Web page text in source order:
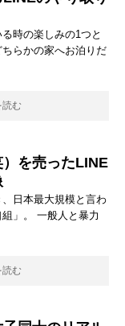
時の楽しみの1つと
らかの家へお泊りだ
読む
を売ったLINE
日本最大規模と言わ
」。 一般人と暴力
読む